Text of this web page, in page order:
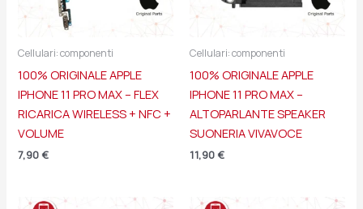
Cellulari: componenti
100% ORIGINALE APPLE
IPHONE 11 PRO MAX – FLEX
RICARICA WIRELESS + NFC +
VOLUME
7,90 €
Cellulari: componenti
100% ORIGINALE APPLE
IPHONE 11 PRO MAX –
ALTOPARLANTE SPEAKER
SUONERIA VIVAVOCE
11,90 €